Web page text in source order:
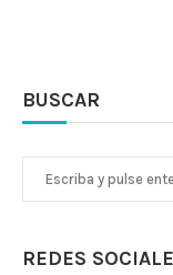
BUSCAR
REDES